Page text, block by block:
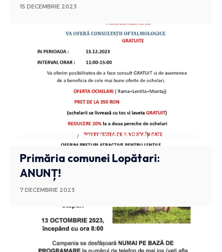
15 DECEMBRIE 2023
ADMINISTRATIV ANUNTURI BUZAU STIRI BUZAU
Primăria comunei Lopătari:
ANUNȚ!
7 DECEMBRIE 2023